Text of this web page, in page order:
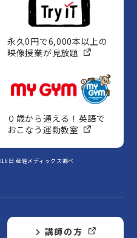
永久0円で6,000本以上の
映像授業が見放題
０歳から通える！英語で
おこなう運動教室
日 産經メディックス調べ
講師の方